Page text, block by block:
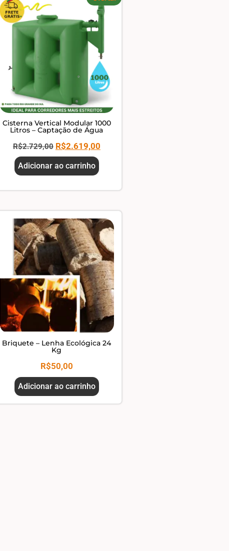
Cisterna Vertical Modular 1000
Litros – Captação de Água
R$2.729,00 R$2.619,00
Adicionar ao carrinho
Briquete – Lenha Ecológica 24
Kg
R$50,00
Adicionar ao carrinho